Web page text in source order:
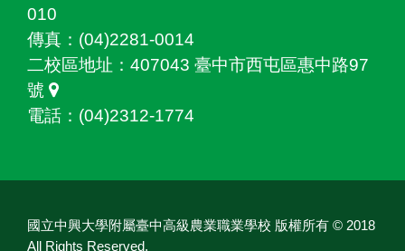
010
傳真：(04)2281-0014
二校區地址： 407043 臺中市西屯區惠中路97
號
電話：(04)2312-1774
國立中興大學附屬臺中高級農業職業學校 版權所有 © 2018
All Rights Reserved.